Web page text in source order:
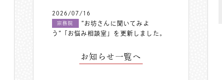
2026/07/16
宗務院
”お坊さんに聞いてみよ
う”「お悩み相談室」を更新しました。
お知らせ一覧へ